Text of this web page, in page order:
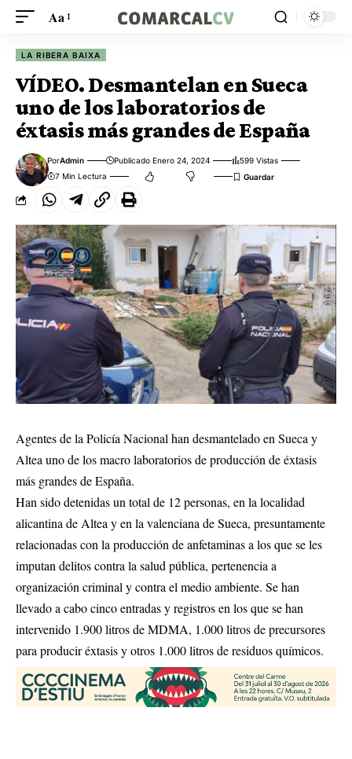
Aa
LA RIBERA BAIXA
VÍDEO. Desmantelan en Sueca
uno de los laboratorios de
éxtasis más grandes de España
PorAdmin Publicado Enero 24, 2024
599 Vistas
7 Min Lectura
Agentes de la Policía Nacional han desmantelado en Sueca y
Altea uno de los macro laboratorios de producción de éxtasis
más grandes de España.
Han sido detenidas un total de 12 personas, en la localidad
alicantina de Altea y en la valenciana de Sueca, presuntamente
relacionadas con la producción de anfetaminas a los que se les
imputan delitos contra la salud pública, pertenencia a
organización criminal y contra el medio ambiente. Se han
llevado a cabo cinco entradas y registros en los que se han
intervenido 1.900 litros de MDMA, 1.000 litros de precursores
para producir éxtasis y otros 1.000 litros de residuos químicos.